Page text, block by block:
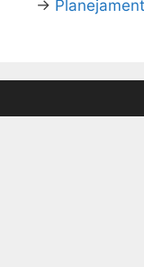
→